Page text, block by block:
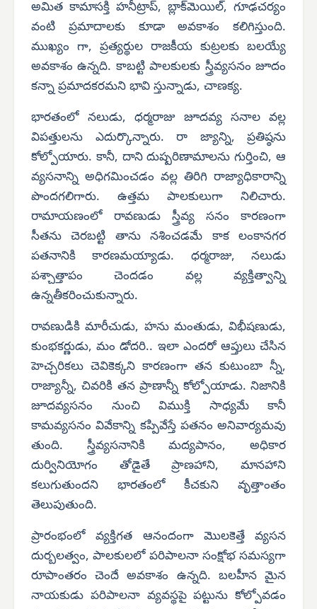
అమిత కామాసక్తి హనీట్రాప్, బ్లాక్‌మెయిల్, గూఢచర్యం
వంటి ప్రమాదాలకు కూడా అవకాశం కలిగిస్తుంది.
ముఖ్యం గా, ప్రత్యర్థుల రాజకీయ కుట్రలకు బలయ్యే
అవకాశం ఉన్నది. కాబట్టి పాలకులకు స్త్రీవ్యసనం జూదం
కన్నా ప్రమాదకరమని భావి స్తున్నాడు, చాణక్య.
భారతంలో నలుడు, ధర్మరాజు జూదవ్య సనాల వల్ల
విపత్తులను ఎదుర్కొన్నారు. రా జ్యాన్ని, ప్రతిష్ఠను
కోల్పోయారు. కానీ, దాని దుష్పరిణామాలను గుర్తించి, ఆ
వ్యసనాన్ని అధిగమించడం వల్ల తిరిగి రాజ్యాధికారాన్ని
పొందగలిగారు. ఉత్తమ పాలకులుగా నిలిచారు.
రామాయణంలో రావణుడు స్త్రీవ్య సనం కారణంగా
సీతను చెరబట్టి తాను నశించడమే కాక లంకానగర
పతనానికి కారణమయ్యాడు. ధర్మరాజు, నలుడు
పశ్చాత్తాపం చెందడం వల్ల వ్యక్తిత్వాన్ని
ఉన్నతీకరించుకున్నారు.
రావణుడికి మారీచుడు, హను మంతుడు, విభీషణుడు,
కుంభకర్ణుడు, మం డోదరి.. ఇలా ఎందరో ఆప్తులు చేసిన
హెచ్చరికలు చెవికెక్కని కారణంగా తన కుటుంబా న్నీ,
రాజ్యాన్నీ, చివరికి తన ప్రాణాన్నీ కోల్పోయాడు. నిజానికి
జూదవ్యసనం నుంచి విముక్తి సాధ్యమే కానీ
కామవ్యసనం వివేకాన్ని కప్పివేస్తే పతనం అనివార్యమవు
తుంది. స్త్రీవ్యసనానికి మద్యపానం, అధికార
దుర్వినియోగం తోడైతే ప్రాణహాని, మానహాని
కలుగుతుందని భారతంలో కీచకుని వృత్తాంతం
తెలుపుతుంది.
ప్రారంభంలో వ్యక్తిగత ఆనందంగా మొలకెత్తే వ్యసన
దుర్బలత్వం, పాలకులలో పరిపాలనా సంక్షోభ సమస్యగా
రూపాంతరం చెందే అవకాశం ఉన్నది. బలహీన మైన
నాయకుడు పరిపాలనా వ్యవస్థపై పట్టును కోల్పోవడం